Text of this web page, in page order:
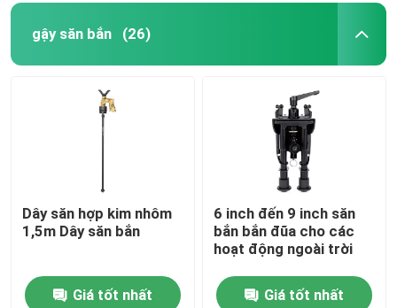
gậy săn bắn (26)
Dây săn hợp kim nhôm
1,5m Dây săn bắn
Giá tốt nhất
6 inch đến 9 inch săn
bắn bắn đũa cho các
hoạt động ngoài trời
Giá tốt nhất